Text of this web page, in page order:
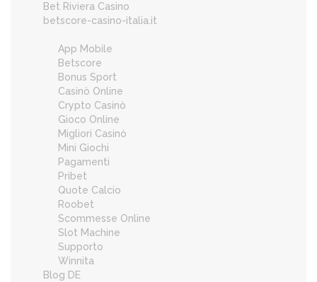
Bet Riviera Casino
betscore-casino-italia.it
App Mobile
Betscore
Bonus Sport
Casinò Online
Crypto Casinò
Gioco Online
Migliori Casinò
Mini Giochi
Pagamenti
Pribet
Quote Calcio
Roobet
Scommesse Online
Slot Machine
Supporto
Winnita
Blog DE